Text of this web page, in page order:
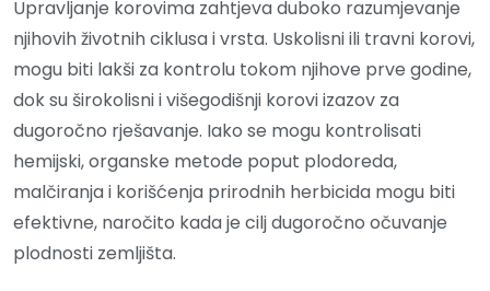
Upravljanje korovima zahtjeva duboko razumjevanje
njihovih životnih ciklusa i vrsta. Uskolisni ili travni korovi,
mogu biti lakši za kontrolu tokom njihove prve godine,
dok su širokolisni i višegodišnji korovi izazov za
dugoročno rješavanje. Iako se mogu kontrolisati
hemijski, organske metode poput plodoreda,
malčiranja i korišćenja prirodnih herbicida mogu biti
efektivne, naročito kada je cilj dugoročno očuvanje
plodnosti zemljišta.